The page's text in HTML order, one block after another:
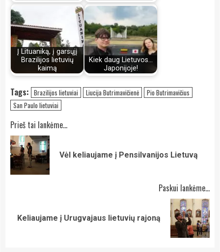
Į Lituaniką, į garsųjį
Brazilijos lietuvių
kaimą
Kiek daug Lietuvos...
Japonijoje!
Tags: Brazilijos lietuviai Liucija Butrimavičienė
Pio Butrimavičius
San Paulo lietuviai
Continue
Reading
Prieš tai lankėme...
Vėl keliaujame į Pensilvanijos Lietuvą
Paskui lankėme...
Next
Keliaujame į Urugvajaus lietuvių rajoną